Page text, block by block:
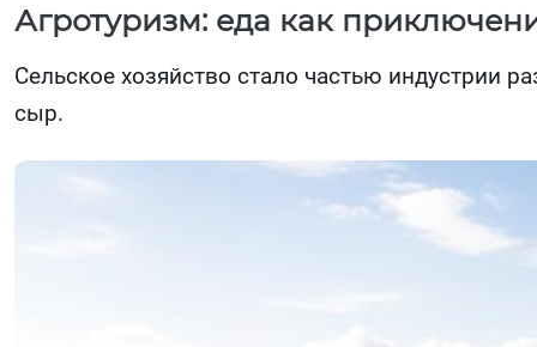
Агротуризм: еда как
Сельское хозяйство стало частью индустрии
сыр.